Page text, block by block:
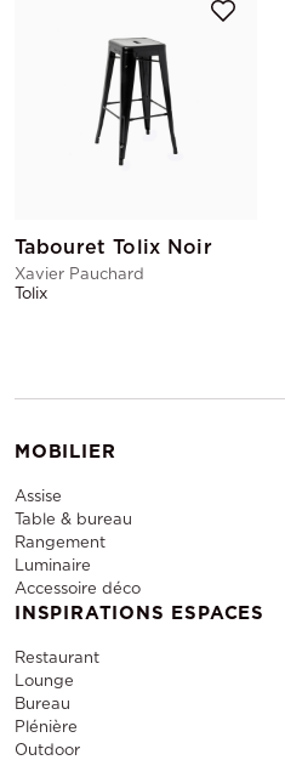
Tabouret Tolix Noir
Xavier Pauchard
Tolix
MOBILIER
Assise
Table & bureau
Rangement
Luminaire
Accessoire déco
INSPIRATIONS ESPACES
Restaurant
Lounge
Bureau
Plénière
Outdoor